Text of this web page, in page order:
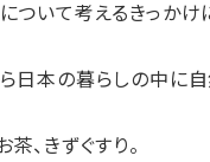
ついて考えるきっかけ
日本の暮らしの中に
茶、きずぐすり。